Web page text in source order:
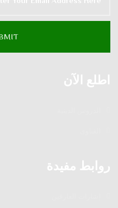
اطلع الآن
روابط مفيدة